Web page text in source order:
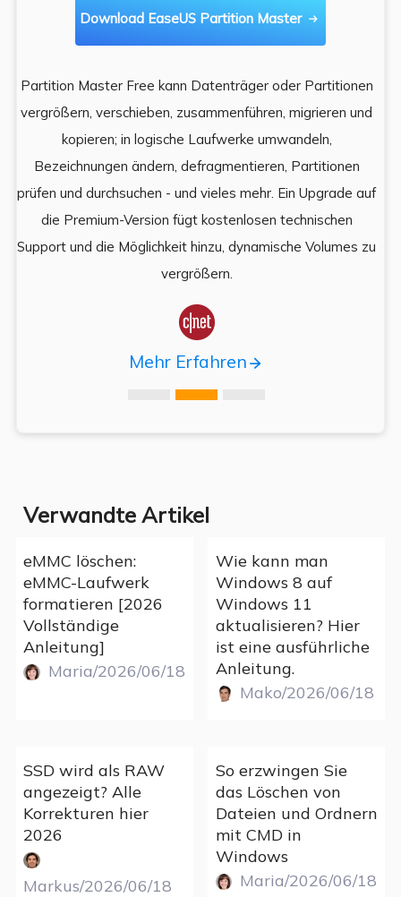
Download EaseUS Partition Master 
Partition Master Free kann Datenträger oder Partitionen
vergrößern, verschieben, zusammenführen, migrieren und
kopieren; in logische Laufwerke umwandeln,
Bezeichnungen ändern, defragmentieren, Partitionen
prüfen und durchsuchen - und vieles mehr. Ein Upgrade auf
die Premium-Version fügt kostenlosen technischen
Support und die Möglichkeit hinzu, dynamische Volumes zu
vergrößern.

Mehr Erfahren
Verwandte Artikel
eMMC löschen:
eMMC-Laufwerk
formatieren [2026
Vollständige
Anleitung]
Maria/2026/06/18
Wie kann man
Windows 8 auf
Windows 11
aktualisieren? Hier
ist eine ausführliche
Anleitung.
Mako/2026/06/18
SSD wird als RAW
angezeigt? Alle
Korrekturen hier
2026
Markus/2026/06/18
So erzwingen Sie
das Löschen von
Dateien und Ordnern
mit CMD in
Windows
Maria/2026/06/18